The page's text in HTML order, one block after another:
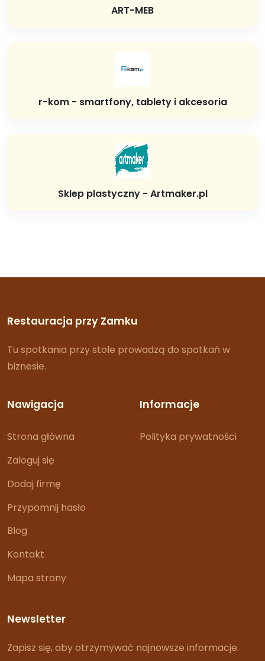
ART-MEB
r-kom - smartfony, tablety i akcesoria
Sklep plastyczny - Artmaker.pl
Restauracja przy Zamku
Tu spotkania przy stole prowadzą do spotkań w
biznesie.
Nawigacja
Strona główna
Zaloguj się
Dodaj firmę
Przypomnij hasło
Blog
Kontakt
Mapa strony
Informacje
Polityka prywatności
Newsletter
Zapisz się, aby otrzymywać najnowsze informacje.